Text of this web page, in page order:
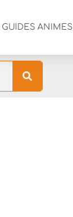
GUIDES ANIMES